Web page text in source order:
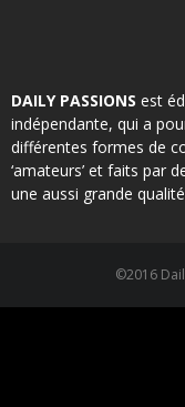
DAILY PASSIONS est
indépendante, qui a
différentes formes de
‘amateurs’ et faits par
une aussi grande
©2016